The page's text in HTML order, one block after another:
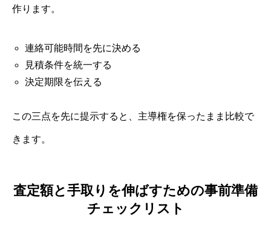
作ります。
連絡可能時間を先に決める
見積条件を統一する
決定期限を伝える
この三点を先に提示すると、主導権を保ったまま比較で
きます。
査定額と手取りを伸ばすための事前準備
チェックリスト